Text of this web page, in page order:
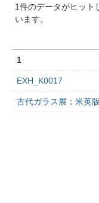
1件のデータがヒット
います。
1
EXH_K0017
古代ガラス展；米英